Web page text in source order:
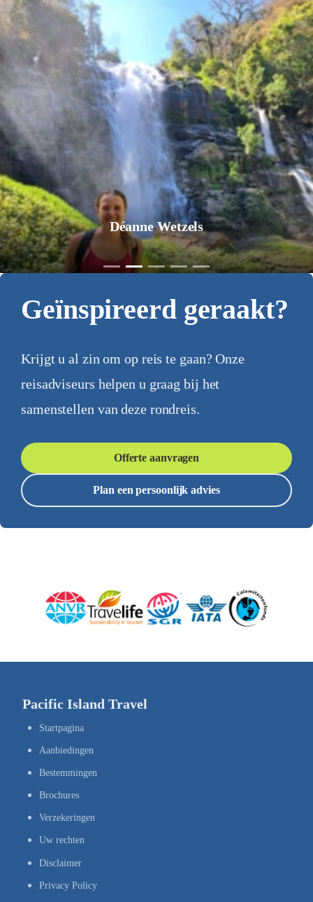
Déanne Wetzels
Geïnspireerd geraakt?
Krijgt u al zin om op reis te gaan? Onze
reisadviseurs helpen u graag bij het
samenstellen van deze rondreis.
Offerte aanvragen
Plan een persoonlijk advies
Pacific Island Travel
Startpagina
Aanbiedingen
Bestemmingen
Brochures
Verzekeringen
Uw rechten
Disclaimer
Privacy Policy